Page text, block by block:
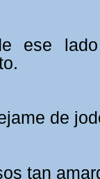
ese
de
tan